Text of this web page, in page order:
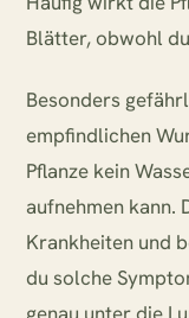
Blätter, obwohl
Besonders
empfindlichen
Pflanze kein
aufnehmen kann.
Krankheiten und
du solche